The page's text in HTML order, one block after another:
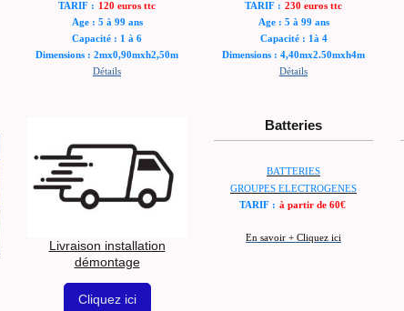
TARIF : 120 euros ttc
Age : 5 à 99 ans
Capacité : 1 à 6
Dimensions : 2mx0,90mxh2,50m
Détails
TARIF : 230 euros ttc
Age : 5 à 99 ans
Capacité : 1à 4
Dimensions : 4,40mx2.50mxh4m
Détails
Livraison installation
démontage
Cliquez ici
Batteries
BATTERIES
GROUPES ELECTROGENES
TARIF : à partir de 60€
En savoir + Cliquez ici